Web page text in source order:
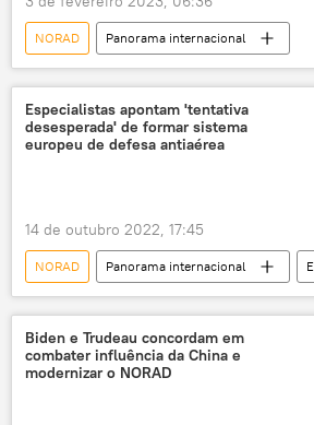
NORAD
Panorama internacional
Pentágono
República da China
segurança
Estado Unidos
Especialistas apontam 'tentativa
desesperada' de formar sistema
europeu de defesa antiaérea
14 de outubro 2022, 17:45
NORAD Panorama internacional
OTAN
Alemanha RT
Patriot
Biden e Trudeau concordam em
combater influência da China e
modernizar o NORAD